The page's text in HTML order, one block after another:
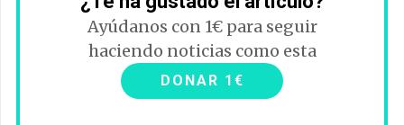
Ayúdanos con 1€ para seguir
haciendo noticias como esta
DONAR 1€